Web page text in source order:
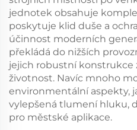
jednotek obsahuje
poskytuje klid duše a
účinnost moderních
překládá do nižších
jejich robustní konstrukce
životnost. Navíc mnoho
environmentální aspekty,
vylepšená tlumení hluku,
pro městské aplikace.